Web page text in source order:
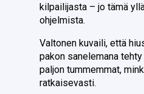
kilpailijasta – jo tämä
ohjelmista.
Valtonen kuvaili, että
pakon sanelemana
paljon tummemmat,
ratkaisevasti.